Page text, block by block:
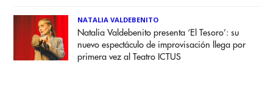
NATALIA VALDEBENITO
Natalia Valdebenito presenta ‘El Tesoro’: su
nuevo espectáculo de improvisación llega por
primera vez al Teatro ICTUS